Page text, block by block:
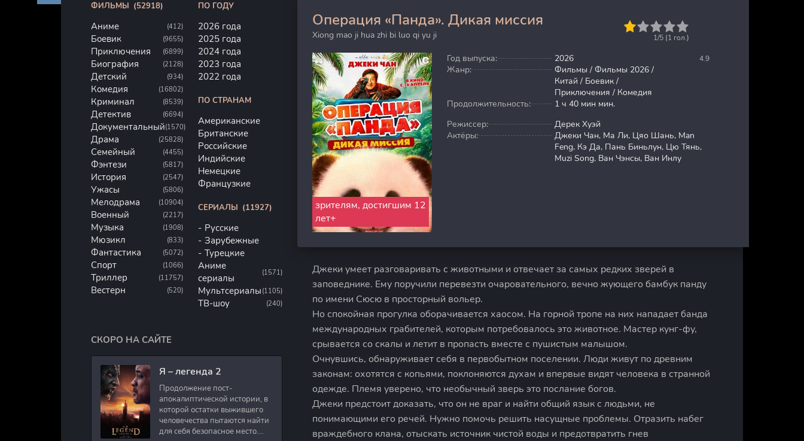
Операция «Панда». Дикая миссия
Xiong mao ji hua zhi bi luo qi yu ji
4.9
20
1/5 (1 гол.)
зрителям, достигшим 12
лет+
Год выпуска:
2026
Жанр:
Фильмы / Фильмы 2026 /
Китай / Боевик /
Приключения / Комедия
Продолжительность:
1 ч 40 мин мин.
Режиссер:
Дерек Хуэй
Актёры:
Джеки Чан, Ма Ли, Цяо Шань, Man
Feng, Кэ Да, Пань Биньлун, Цю Тянь,
Muzi Song, Ван Чэнсы, Ван Инлу
Джеки умеет разговаривать с животными и отвечает за самых редких зверей в
заповеднике. Ему поручили перевезти очаровательного, вечно жующего бамбук панду
по имени Сюсю в просторный вольер.
Но спокойная прогулка оборачивается хаосом. На горной тропе на них нападает банда
международных грабителей, которым потребовалось это животное. Мастер кунг-фу,
срывается со скалы и летит в пропасть вместе с пушистым малышом.
Очнувшись, обнаруживает себя в первобытном поселении. Люди живут по древним
законам: охотятся с копьями, поклоняются духам и впервые видят человека в странной
одежде. Племя уверено, что необычный зверь это послание богов.
Джеки предстоит доказать, что он не враг и найти общий язык с людьми, не
понимающими его речей. Нужно помочь решить насущные проблемы. Отразить набег
враждебного клана, отыскать источник чистой воды и предотвратить гнев
ФИЛЬМЫ (52918)
Аниме (412)
Боевик (9655)
Приключения (6899)
Биография (2128)
Детский (934)
Комедия (16802)
Криминал (8539)
Детектив (6694)
Документальный(1570)
Драма (25828)
Семейный (4455)
Фэнтези (5817)
История (2547)
Ужасы (5806)
Мелодрама (10904)
Военный (2217)
Музыка (1908)
Мюзикл (833)
Фантастика (5072)
Спорт (1066)
Триллер (11757)
Вестерн (520)
ПО ГОДУ
2026 года
2025 года
2024 года
2023 года
2022 года
ПО СТРАНАМ
Американские
Британские
Российские
Индийские
Немецкие
Французкие
СЕРИАЛЫ (11927)
Русские
Зарубежные
Турецкие
Аниме
сериалы
(1571)
Мультсериалы (1105)
ТВ-шоу (240)
СКОРО НА САЙТЕ
Я – легенда 2
Продолжение пост-
апокалиптической истории, в
которой остатки выжившего
человечества пытаются найти
для себя безопасное место.